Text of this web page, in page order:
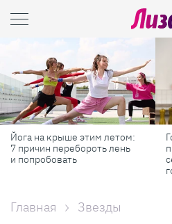
Готовь как шеф-повар: 6
профессиональных
секретов, которые помогут
Главная Звезды